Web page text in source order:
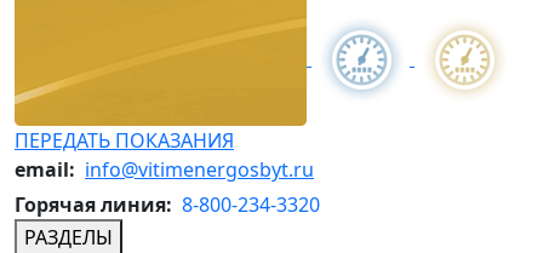
ПЕРЕДАТЬ ПОКАЗАНИЯ
email: info@vitimenergosbyt.ru
Горячая линия: 8-800-234-3320
РАЗДЕЛЫ